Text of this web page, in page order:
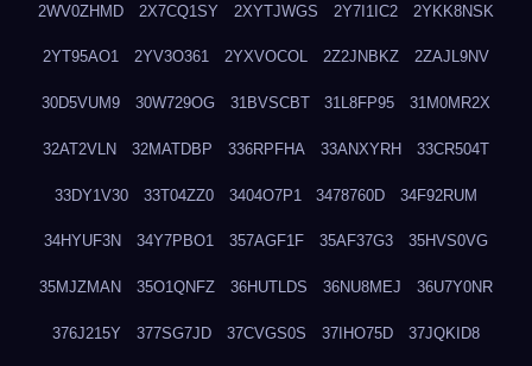
2WV0ZHMD 2X7CQ1SY 2XYTJWGS 2Y7I1IC2 2YKK8NSK
2YT95AO1 2YV3O361 2YXVOCOL 2Z2JNBKZ 2ZAJL9NV
30D5VUM9 30W729OG 31BVSCBT 31L8FP95 31M0MR2X
32AT2VLN 32MATDBP 336RPFHA 33ANXYRH 33CR504T
33DY1V30 33T04ZZ0 3404O7P1 3478760D 34F92RUM
34HYUF3N 34Y7PBO1 357AGF1F 35AF37G3 35HVS0VG
35MJZMAN 35O1QNFZ 36HUTLDS 36NU8MEJ 36U7Y0NR
376J215Y 377SG7JD 37CVGS0S 37IHO75D 37JQKID8